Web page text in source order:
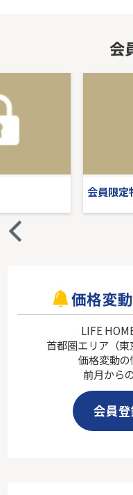
会
会員限定
価格変
LIFE
首都圏エリア（
価格変動の
前月から
会員